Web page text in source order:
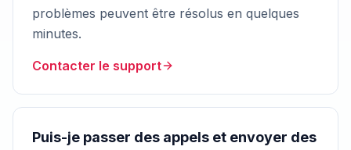
problèmes peuvent être résolus en quelques
minutes.
Contacter le support
Puis-je passer des appels et envoyer des